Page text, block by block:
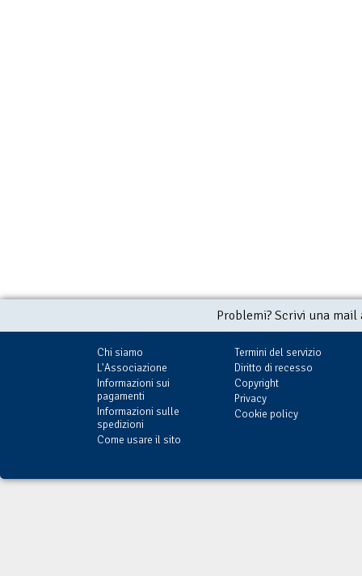
Problemi? Scrivi una
Chi siamo
L'Associazione
Informazioni sui
pagamenti
Informazioni sulle
spedizioni
Come usare il sito
Termini del servizio
Diritto di recesso
Copyright
Privacy
Cookie policy